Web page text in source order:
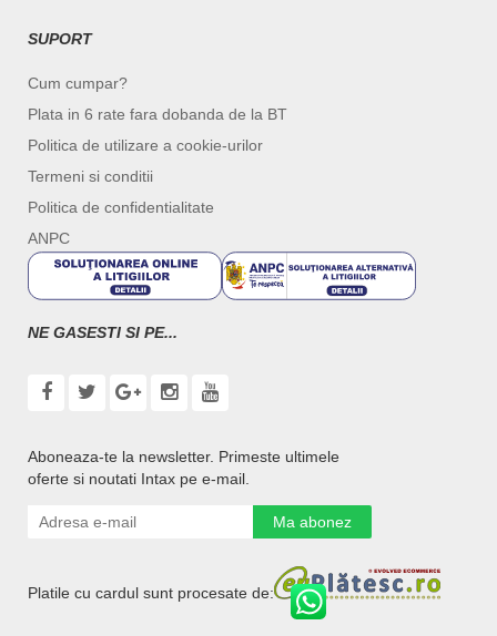
SUPORT
Cum cumpar?
Plata in 6 rate fara dobanda de la BT
Politica de utilizare a cookie-urilor
Termeni si conditii
Politica de confidentialitate
ANPC
NE GASESTI SI PE...
Aboneaza-te la newsletter. Primeste ultimele
oferte si noutati Intax pe e-mail.
Ma abonez
Platile cu cardul sunt procesate de: